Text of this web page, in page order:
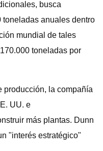
busca
anuales dentro
mundial de tales
toneladas por
producción, la compañía
UU. e
más plantas. Dunn
"interés estratégico"